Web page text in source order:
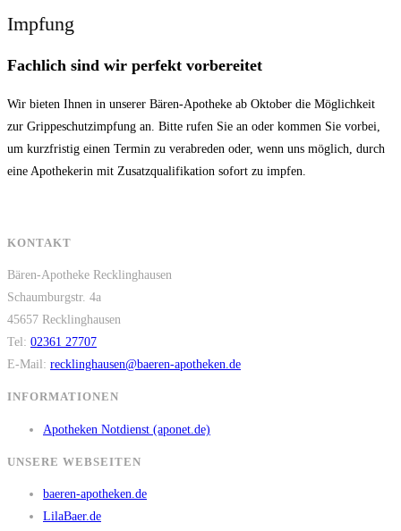
Impfung
Fachlich sind wir perfekt vorbereitet
Wir bieten Ihnen in unserer Bären-Apotheke ab Oktober die Möglichkeit
zur Grippeschutzimpfung an. Bitte rufen Sie an oder kommen Sie vorbei,
um kurzfristig einen Termin zu verabreden oder, wenn uns möglich, durch
eine Apothekerin mit Zusatzqualifikation sofort zu impfen.
KONTAKT
Bären-Apotheke Recklinghausen
Schaumburgstr. 4a
45657 Recklinghausen
Tel: 02361 27707
E-Mail: recklinghausen@baeren-apotheken.de
INFORMATIONEN
Apotheken Notdienst (aponet.de)
UNSERE WEBSEITEN
baeren-apotheken.de
LilaBaer.de